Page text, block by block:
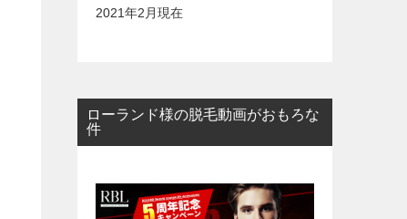
2021年2月現在
ローランド様の脱毛動画がおもろな
件